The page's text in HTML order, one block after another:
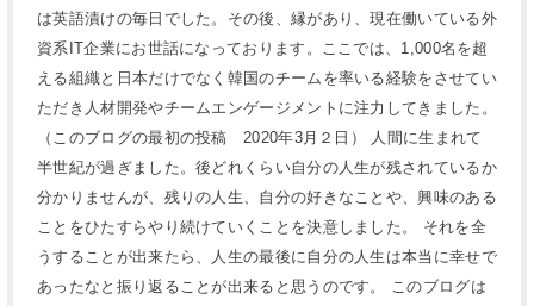
は英語漬けの毎日でした。その後、縁があり、現在働いている外
資系IT企業にお世話になっております。ここでは、1,000名を超
える組織と日本だけでなく韓国のチームを率いる経験をさせてい
ただき人材開発やチームエンゲージメントに注力してきました。
（このブログの最初の投稿 2020年3月２日） 人間に生まれて
半世紀が過ぎました。後どれくらい自分の人生が残されているか
分かりませんが、残りの人生、自分の好きなことや、興味のある
ことをひたすらやり続けていくことを決意しました。 それを全
うすることが出来たら、人生の最後に自分の人生は本当に幸せで
あったなと振り返ることが出来ると思うのです。 このブログは